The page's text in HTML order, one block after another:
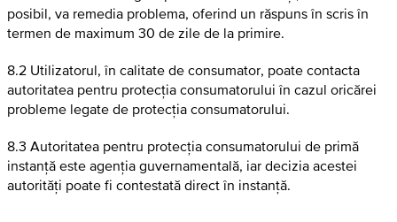
posibil, va remedia problema, oferind un răspuns în scris în
termen de maximum 30 de zile de la primire.
8.2 Utilizatorul, în calitate de consumator, poate contacta
autoritatea pentru protecția consumatorului în cazul oricărei
probleme legate de protecția consumatorului.
8.3 Autoritatea pentru protecția consumatorului de primă
instanță este agenția guvernamentală, iar decizia acestei
autorități poate fi contestată direct în instanță.